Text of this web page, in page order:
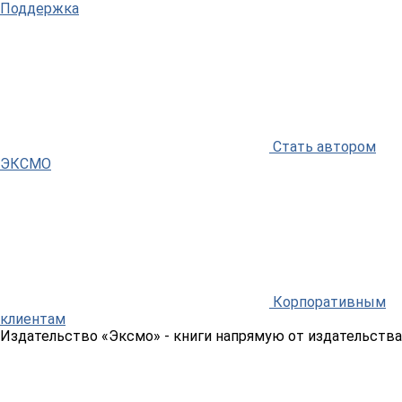
Поддержка
Стать автором
ЭКСМО
Корпоративным
клиентам
Издательство «Эксмо» - книги напрямую от издательства